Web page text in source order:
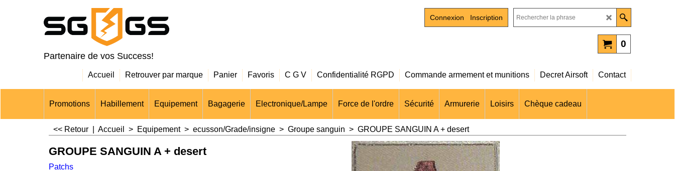
Partenaire de vos Success!
Connexion Inscription
0
Accueil Retrouver par marque Panier Favoris C G V Confidentialité RGPD Commande armement et munitions Decret Airsoft Contact
Promotions Habillement Equipement Bagagerie Electronique/Lampe Force de l'ordre Sécurité Armurerie Loisirs Chèque cadeau
<< Retour Accueil > Equipement> ecusson/Grade/insigne > Groupe sanguin > GROUPE SANGUIN A + desert
GROUPE SANGUIN A + desert
Patchs